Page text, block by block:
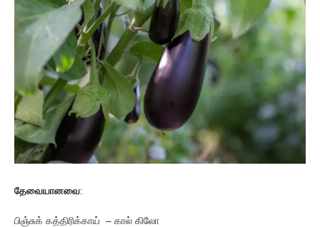
தேவையானவை:
பிஞ்சுக் கத்திரிக்காய் – கால் கிலோ